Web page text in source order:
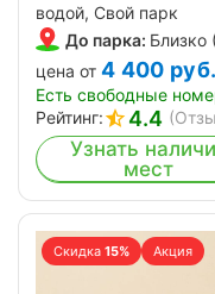
водой, Свой парк
До парка:
цена от 4 400 руб.
Есть свободные
Рейтинг:
4.4
Узнать
мест
Скидка 15% Акция